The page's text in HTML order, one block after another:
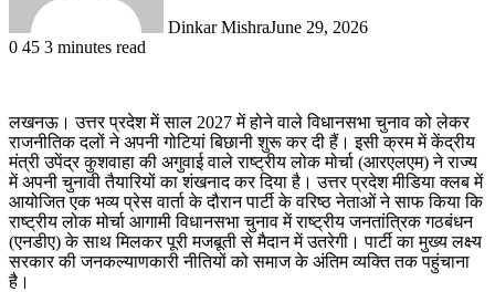
Dinkar MishraJune 29, 2026
0 45 3 minutes read
लखनऊ। उत्तर प्रदेश में साल 2027 में होने वाले विधानसभा चुनाव को लेकर
राजनीतिक दलों ने अपनी गोटियां बिछानी शुरू कर दी हैं। इसी क्रम में केंद्रीय
मंत्री उपेंद्र कुशवाहा की अगुवाई वाले राष्ट्रीय लोक मोर्चा (आरएलएम) ने राज्य
में अपनी चुनावी तैयारियों का शंखनाद कर दिया है। उत्तर प्रदेश मीडिया क्लब में
आयोजित एक भव्य प्रेस वार्ता के दौरान पार्टी के वरिष्ठ नेताओं ने साफ किया कि
राष्ट्रीय लोक मोर्चा आगामी विधानसभा चुनाव में राष्ट्रीय जनतांत्रिक गठबंधन
(एनडीए) के साथ मिलकर पूरी मजबूती से मैदान में उतरेगी। पार्टी का मुख्य लक्ष्य
सरकार की जनकल्याणकारी नीतियों को समाज के अंतिम व्यक्ति तक पहुंचाना
है।